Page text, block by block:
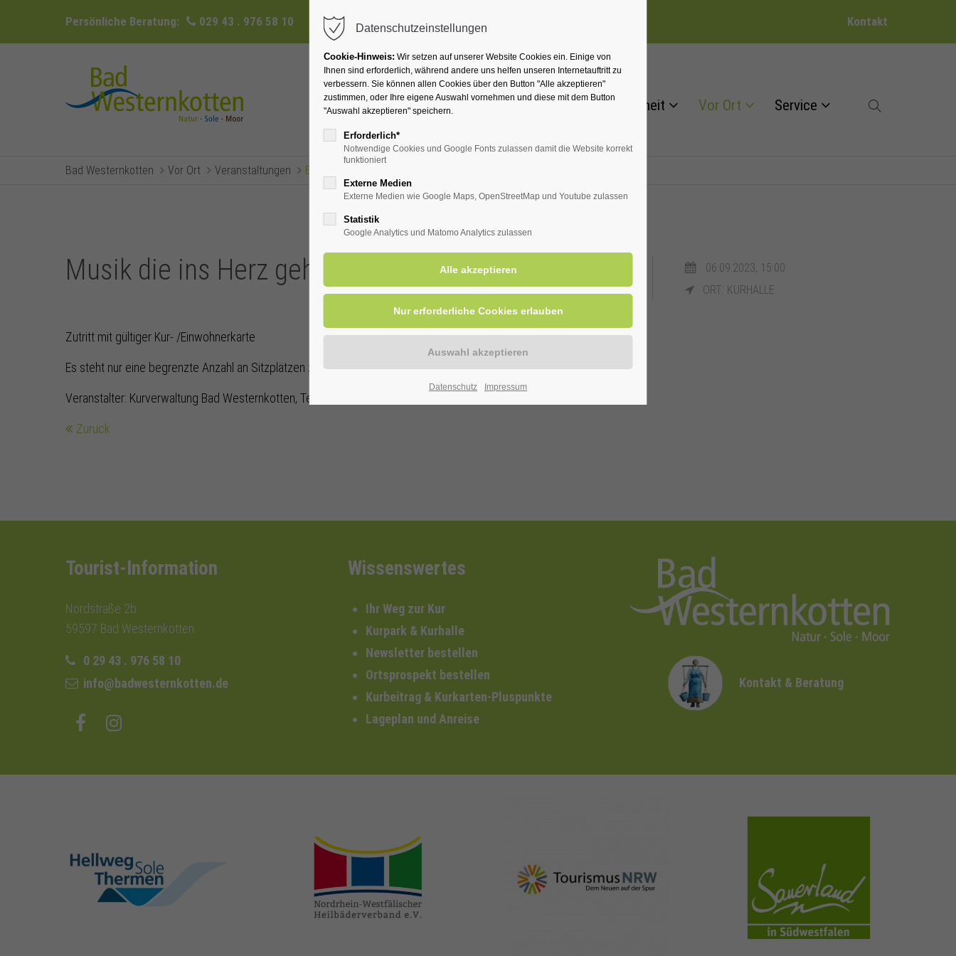
Persönliche Beratung: 029 43 . 976 58 10 info@badwesternkotten.de Kontakt
Ihr Heilbad Übernachten Für Ihre Gesundheit Vor Ort Service
Bad Westernkotten Vor Ort Veranstaltungen Eventsreader (Timeline)
Musik die ins Herz geht mit Schlagersänger Marco
06.09.2023, 15:00
ORT: KURHALLE
Zutritt mit gültiger Kur- /Einwohnerkarte
Es steht nur eine begrenzte Anzahl an Sitzplätzen zur Verfügung!
Veranstalter: Kurverwaltung Bad Westernkotten, Telefon: 0 29 43 . 976 58 10
Zurück
Tourist-Information
Nordstraße 2b
59597 Bad Westernkotten
0 29 43 . 976 58 10
info@badwesternkotten.de
Wissenswertes
Ihr Weg zur Kur
Kurpark & Kurhalle
Newsletter bestellen
Ortsprospekt bestellen
Kurbeitrag & Kurkarten-Pluspunkte
Lageplan und Anreise
Kontakt & Beratung
hellweg-sole-
thermen.de
heilbaeder.de
nrw-tourismus.de sauerland.com
Datenschutzeinstellungen
Cookie-Hinweis: Wir setzen auf unserer Website Cookies ein. Einige von
Ihnen sind erforderlich, während andere uns helfen unseren Internetauftritt zu
verbessern. Sie können allen Cookies über den Button "Alle akzeptieren"
zustimmen, oder Ihre eigene Auswahl vornehmen und diese mit dem Button
"Auswahl akzeptieren" speichern.
Erforderlich*
Notwendige Cookies und Google Fonts zulassen damit die Website korrekt
funktioniert
Externe Medien
Externe Medien wie Google Maps, OpenStreetMap und Youtube zulassen
Statistik
Google Analytics und Matomo Analytics zulassen
Datenschutz Impressum